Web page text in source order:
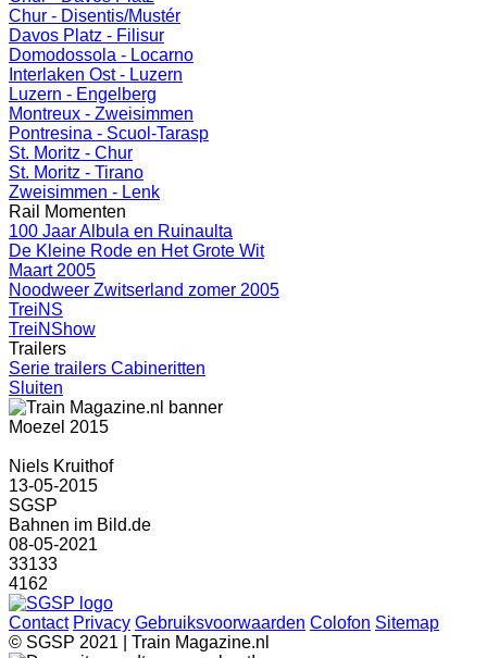
Chur - Disentis/Mustér
Davos Platz - Filisur
Domodossola - Locarno
Interlaken Ost - Luzern
Luzern - Engelberg
Montreux - Zweisimmen
Pontresina - Scuol-Tarasp
St. Moritz - Chur
St. Moritz - Tirano
Zweisimmen - Lenk
Rail Momenten
100 Jaar Albula en Ruinaulta
De Kleine Rode en Het Grote Wit
Maart 2005
Noodweer Zwitserland zomer 2005
TreiNS
TreiNShow
Trailers
Serie trailers Cabineritten
Sluiten
Moezel 2015
Niels Kruithof
13-05-2015
SGSP
Bahnen im Bild.de
08-05-2021
33133
4162
Contact Privacy Gebruiksvoorwaarden Colofon Sitemap
© SGSP 2021 | Train Magazine.nl